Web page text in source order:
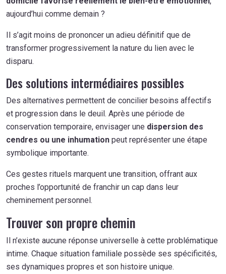
aujourd’hui comme demain ?
Il s’agit moins de prononcer un adieu définitif que de
transformer progressivement la nature du lien avec le
disparu.
Des solutions intermédiaires possibles
Des alternatives permettent de concilier besoins affectifs
et progression dans le deuil. Après une période de
conservation temporaire, envisager une dispersion des
cendres ou une inhumation peut représenter une étape
symbolique importante.
Ces gestes rituels marquent une transition, offrant aux
proches l’opportunité de franchir un cap dans leur
cheminement personnel.
Trouver son propre chemin
Il n’existe aucune réponse universelle à cette problématique
intime. Chaque situation familiale possède ses spécificités,
ses dynamiques propres et son histoire unique.